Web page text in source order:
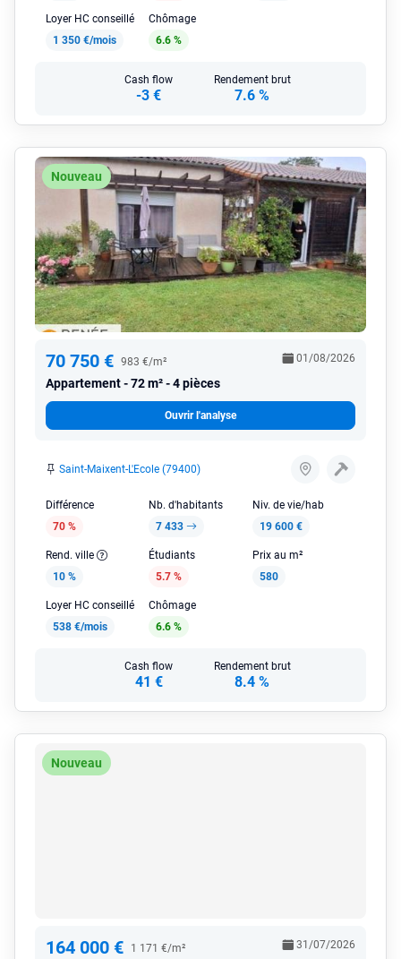
Loyer HC conseillé
1 350 €/mois
Chômage
6.6 %
Cash flow
-3 €
Rendement brut
7.6 %
Nouveau
70 750 € 983 €/m²
Appartement 72 m² - 4 pièces
01/08/2026
Ouvrir l'analyse
Saint-Maixent-L'Ecole (79400)
Différence
70 %
Nb. d'habitants
7 433
Niv. de vie/hab
19 600 €
Rend. ville
10 %
Étudiants
5.7 %
Prix au m²
580
Loyer HC conseillé
538 €/mois
Chômage
6.6 %
Cash flow
41 €
Rendement brut
8.4 %
Nouveau
164 000 € 1 171 €/m² 31/07/2026